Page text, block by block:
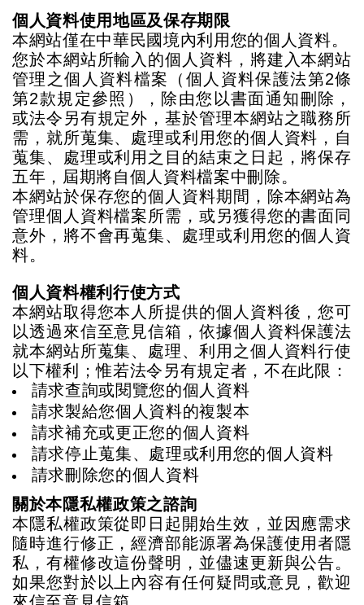
個人資料使用地區及保存期限
本網站僅在中華民國境內利用您的個人資料。
您於本網站所輸入的個人資料，將建入本網站
管理之個人資料檔案（個人資料保護法第2條
第2款規定參照），除由您以書面通知刪除，
或法令另有規定外，基於管理本網站之職務所
需，就所蒐集、處理或利用您的個人資料，自
蒐集、處理或利用之目的結束之日起，將保存
五年，屆期將自個人資料檔案中刪除。
本網站於保存您的個人資料期間，除本網站為
管理個人資料檔案所需，或另獲得您的書面同
意外，將不會再蒐集、處理或利用您的個人資
料。
個人資料權利行使方式
本網站取得您本人所提供的個人資料後，您可
以透過來信至意見信箱，依據個人資料保護法
就本網站所蒐集、處理、利用之個人資料行使
以下權利；惟若法令另有規定者，不在此限：
請求查詢或閱覽您的個人資料
請求製給您個人資料的複製本
請求補充或更正您的個人資料
請求停止蒐集、處理或利用您的個人資料
請求刪除您的個人資料
關於本隱私權政策之諮詢
本隱私權政策從即日起開始生效，並因應需求
隨時進行修正，經濟部能源署為保護使用者隱
私，有權修改這份聲明，並儘速更新與公告。
如果您對於以上內容有任何疑問或意見，歡迎